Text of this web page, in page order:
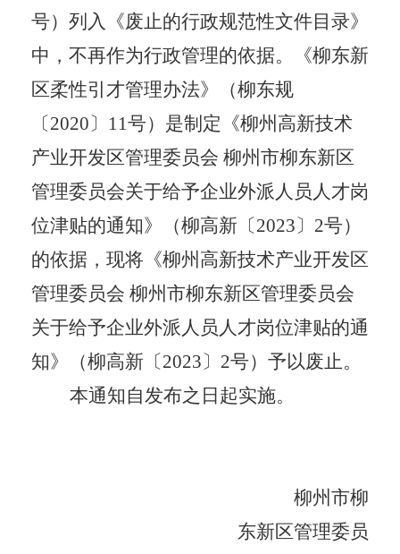
号）列入《废止的行政规范性文件目录》
中，不再作为行政管理的依据。《柳东新
区柔性引才管理办法》（柳东规
〔2020〕 11号）是制定《柳州高新技术
产业开发区管理委员会 柳州市柳东新区
管理委员会关于给予企业外派人员人才岗
位津贴的通知》（柳高新〔2023〕 2号）
的依据，现将《柳州高新技术产业开发区
管理委员会 柳州市柳东新区管理委员会
关于给予企业外派人员人才岗位津贴的通
知》（柳高新〔2023〕 2号）予以废止。
本通知自发布之日起实施。
柳州市柳
东新区管理委员